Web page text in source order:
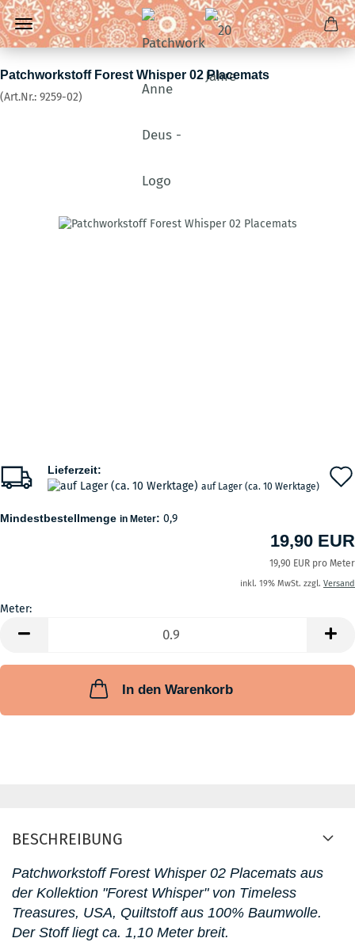
Patchworkstoff Forest Whisper 02 Placemats
(Art.Nr.: 9259-02)
Lieferzeit:
auf Lager (ca. 10 Werktage)
Mindestbestellmenge in Meter: 0,9
19,90 EUR
19,90 EUR pro Meter
inkl. 19% MwSt. zzgl. Versand
Meter:
In den Warenkorb
BESCHREIBUNG
Patchworkstoff Forest Whisper 02 Placemats aus
der Kollektion "Forest Whisper" von Timeless
Treasures, USA, Quiltstoff aus 100% Baumwolle.
Der Stoff liegt ca. 1,10 Meter breit.